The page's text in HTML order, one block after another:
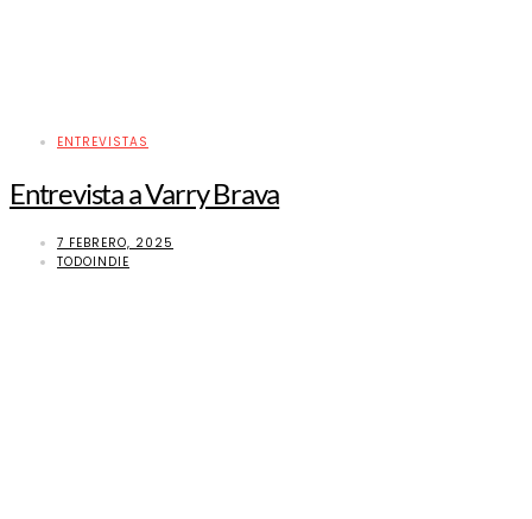
ENTREVISTAS
Entrevista a Varry Brava
7 FEBRERO, 2025
TODOINDIE